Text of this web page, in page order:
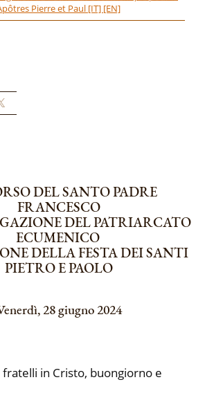
Pierre et Paul [IT] [EN]
DEL SANTO PADRE
FRANCESCO
DEL PATRIARCATO
ECUMENICO
DELLA FESTA DEI SANTI
PIETRO E PAOLO
28 giugno 2024
fratelli in Cristo, buongiorno e